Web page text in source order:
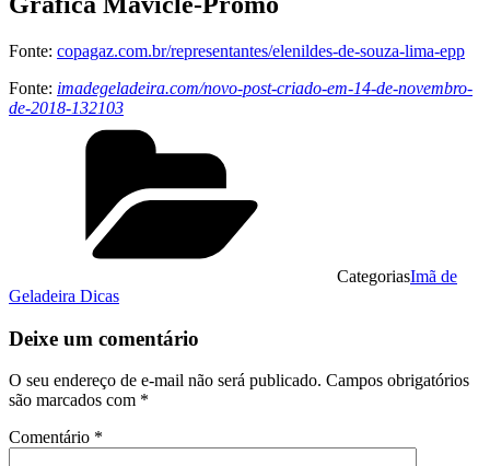
Fonte: copagaz.com.br/representantes/elenildes-de-souza-lima-epp
Fonte: imadegeladeira.com/novo-post-criado-em-14-de-novembro-
de-2018-132103
CategoriasImã de
Geladeira Dicas
Deixe um comentário
O seu endereço de e-mail não será publicado. Campos obrigatórios
são marcados com *
Comentário *